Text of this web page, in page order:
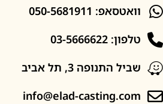
050-5681911
03-5666622
התנופה 3, תל אביב
info@elad-